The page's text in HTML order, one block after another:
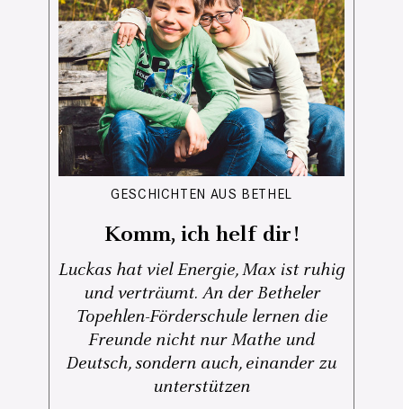
GESCHICHTEN AUS BETHEL
Komm, ich helf dir!
Luckas hat viel Energie, Max ist ruhig
und verträumt. An der Betheler
Topehlen-Förderschule lernen die
Freunde nicht nur Mathe und
Deutsch, sondern auch, einander zu
unterstützen